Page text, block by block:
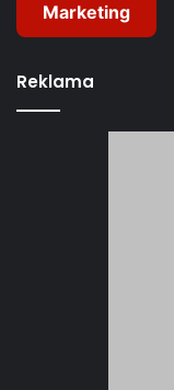
Marketing
Reklama